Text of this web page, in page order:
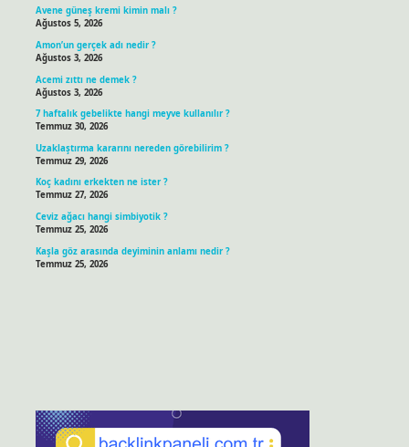
Avene güneş kremi kimin malı ?
Ağustos 5, 2026
Amon’un gerçek adı nedir ?
Ağustos 3, 2026
Acemi zıttı ne demek ?
Ağustos 3, 2026
7 haftalık gebelikte hangi meyve kullanılır ?
Temmuz 30, 2026
Uzaklaştırma kararını nereden görebilirim ?
Temmuz 29, 2026
Koç kadını erkekten ne ister ?
Temmuz 27, 2026
Ceviz ağacı hangi simbiyotik ?
Temmuz 25, 2026
Kaşla göz arasında deyiminin anlamı nedir ?
Temmuz 25, 2026